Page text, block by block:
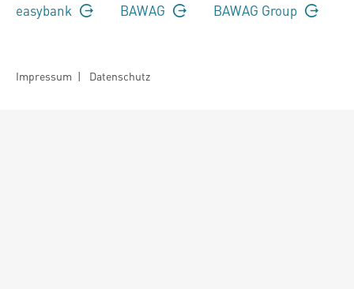
easybank BAWAG BAWAG Group
Impressum | Datenschutz